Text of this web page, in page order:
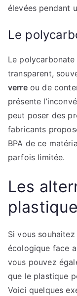
élevées pendant
Le
Le
transparent,
verreou de
présente
peut poser des
fabricants
BPA de ce
parfois limitée.
Les
Si vous
écologique face
vous pouvez
que le plastique
Voici quelques